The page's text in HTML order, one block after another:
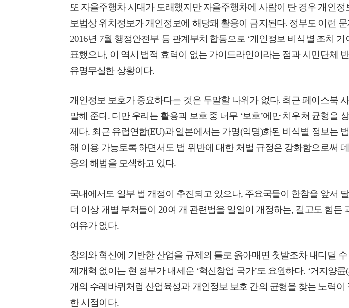
또 자율주행차 시대가 도래했지만 자율주행차에 사람이 탄 경우 개인정
보법상 위치정보가 개인정보에 해당돼 활용이 금지된다. 정부도 이런 문
2016년 7월 행정안전부 등 관계부처 합동으로 ‘개인정보 비식별 조치 가
표했으나, 이 역시 법적 효력이 없는 가이드라인이라는 점과 시민단체
유명무실한 상황이다.
개인정보 보호가 중요하다는 것은 두말할 나위가 없다. 최근 페이스북
말해 준다. 다만 우리는 활용과 보호 중 너무 ‘보호’에만 치우쳐 균형을
제다. 최근 유럽연합(EU)과 일본에서는 가명(익명)화된 비식별 정보는
해 이용 가능토록 하면서도 법 위반에 대한 처벌 규정은 강화함으로써
용의 해법을 모색하고 있다.
국내에서도 일부 법 개정이 추진되고 있으나, 주요국들이 한참을 앞서
더 이상 개별 부처들이 20여 개 관련법을 일일이 개정하는, 길고도 힘든
여유가 없다.
창의와 혁신에 기반한 산업을 규제의 틀로 옭아매면 첫발조차 내디딜
제개혁 없이는 현 정부가 내세운 ‘혁신창업 국가’도 요원하다. ‘거지양륜
개의 수레바퀴처럼 산업육성과 개인정보 보호 간의 균형을 찾는 노력이
한 시점이다.